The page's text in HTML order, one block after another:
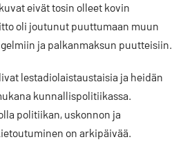
eivät tosin olleet kovin
oli joutunut puuttumaan muun
ja palkanmaksun puutteisiin.
lestadiolaistaustaisia ja heidän
kunnallispolitiikassa.
politiikan, uskonnon ja
on arkipäivää.